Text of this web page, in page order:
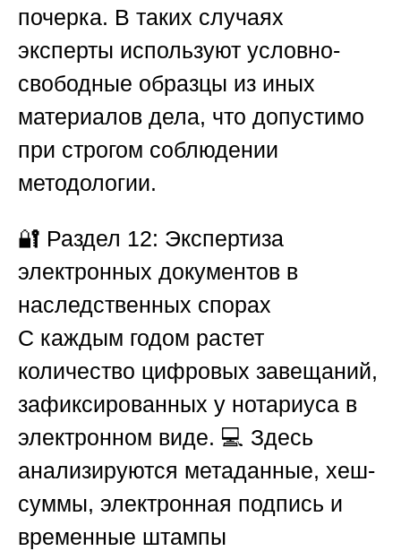
почерка. В таких случаях
эксперты используют условно-
свободные образцы из иных
материалов дела, что допустимо
при строгом соблюдении
методологии.
🔐 Раздел 12: Экспертиза
электронных документов в
наследственных спорах
С каждым годом растет
количество цифровых завещаний,
зафиксированных у нотариуса в
электронном виде. 💻 Здесь
анализируются метаданные, хеш-
суммы, электронная подпись и
временные штампы